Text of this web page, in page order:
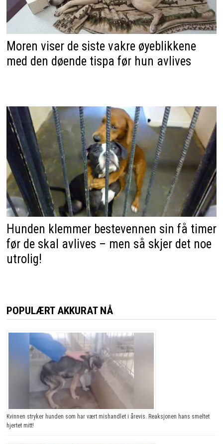
Moren viser de siste vakre øyeblikkene
med den døende tispa før hun avlives
Hunden klemmer bestevennen sin få timer
før de skal avlives – men så skjer det noe
utrolig!
POPULÆRT AKKURAT NÅ
Kvinnen stryker hunden som har vært mishandlet i årevis. Reaksjonen hans smeltet
hjertet mitt!